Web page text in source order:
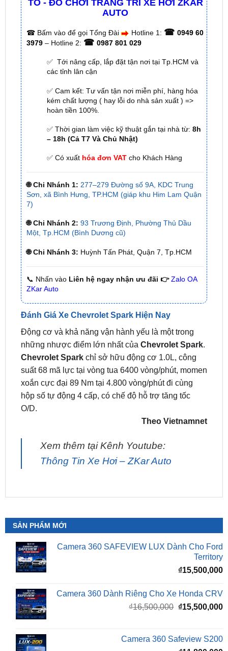
☎Bấm vào để gọi Tổng Đài Hotline 1:☎ 0949 60
0987 801 029
✅ Tới nâng cấp, lắp đặt tận nơi tại Tp.HCM và
các tỉnh lân cận
✅ Cam kết: Tư vấn tận nơi miễn phí, hàng hóa
kém chất lượng ( hay lỗi do nhà sản xuất ) =>
✅ Thời gian làm việc kỹ thuật gắn tại nhà từ:8h
– 18h (Cả T7 Và Chủ Nhật)
✅ Có xuấthóa đơn VATcho Khách Hàng
🌐 Chi Nhánh 1: 277–279 Đường số 9A, KDC Trung
🌐 Chi Nhánh 2: 93 Trương Định, Phường Thủ Dầu
Một, Tp.HCM (Bình Dương cũ)
🌐 Chi Nhánh 3: Huỳnh Tấn Phát, Quận 7, Tp.HCM
📞 Nhấn vàoLiên hệ ngay nhận ưu đãi 👉 Zalo OA
Đánh Giá Xe Chevrolet Spark Hiện Nay
Động cơ và khả năng vận hành yếu là một trong
những nhược điểm lớn nhất củaChevrolet Spark
Chevrolet Sparkchỉ sở hữu động cơ 1.0L, công
suất 68 mã lực tại vòng tua 6400 vòng/phút, momen
xoắn cực đại 89 Nm tại 4.800 vòng/phút đi cùng
hộp số tự động 4 cấp, có chế độ hỗ trợ tăng tốc
O/D.
Theo Vietnamnet
Xem thêm tại Kênh Youtube:
SẢN PHẨM MỚI
Camera 360 SAFEVIEW LUX Dành Cho Ford
₫15,500,000
Camera 360 Dành Riêng Cho Xe Honda CRV
gốc
₫16,500,000.
Camera 360 Safeview S200